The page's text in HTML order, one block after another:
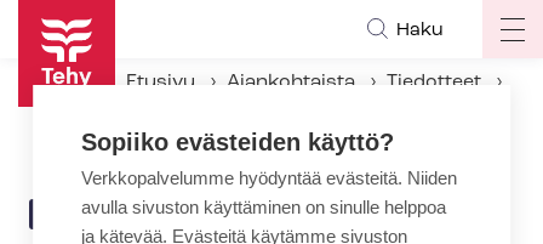
Hyppää
pääsisältöön
Haku
Etusivu Ajankohtaista
Tiedotteet
ARTIKKELIN
TIEDOTE
Sopiiko evästeiden käyttö?
Verkkopalvelumme hyödyntää evästeitä. Niiden
avulla sivuston käyttäminen on sinulle helppoa
ja kätevää. Evästeitä käytämme sivuston